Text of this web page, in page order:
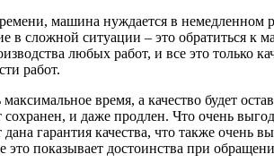
машина нуждается в
сложной ситуации – это обратиться к
любых работ, и все это
работ.
время, а качество будет
сохранен, и даже продлен. Что очень
гарантия качества, что также очень
показывает достоинства при